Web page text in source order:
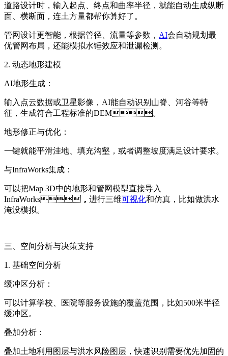
道路设计时，输入起点、终点和曲率半径，就能自动生成纵断
面、横断面，连土方量都帮你算好了。
管网设计更智能，根据管径、流量等参数， AI会自动规划最
优管网布局，还能模拟水锤效应和泄漏检测。
2. 动态地形建模
AI地形生成：
输入点云数据或卫星影像，AI能自动识别山脊、河谷等特
征，生成符合工程标准的DEM。
地形修正与优化：
一键就能平滑洼地、填充沟壑，或者调整坡度满足设计要求。
与InfraWorks集成：
可以把Map 3D中的地形和管网模型直接导入
InfraWorks，进行三维可视化和仿真，比如做洪水
淹没模拟。
三、空间分析与决策支持
1. 基础空间分析
缓冲区分析：
可以计算学校、医院等服务设施的覆盖范围，比如500米半径
缓冲区。
叠加分析：
叠加土地利用图层与洪水风险图层，快速识别需要优先加固的